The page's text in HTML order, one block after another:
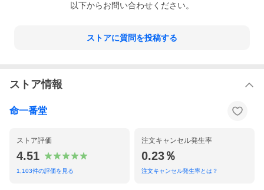
以下からお問い合わせください。
ストアに質問を投稿する
ストア情報
命一番堂
ストア評価
4.51
1,103件の評価を見る
注文キャンセル発生率
0.23％
注文キャンセル発生率とは？